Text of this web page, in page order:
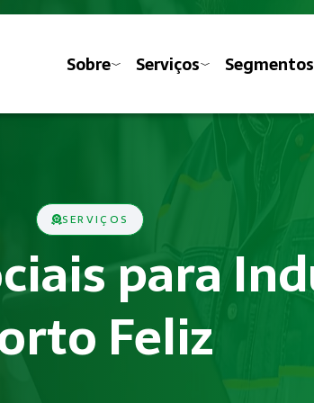
Sobre Serviços Segmentos
SERVIÇOS
para
Feliz